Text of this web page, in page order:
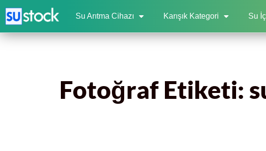
Su Arıtma Cihazı Karışık Kategori Su
Fotoğraf Etiketi: